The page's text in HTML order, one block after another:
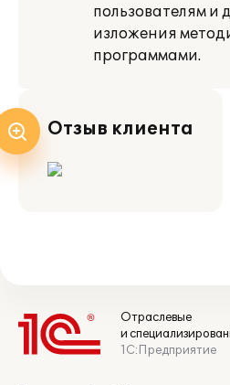
пользователям и
изложения
программами.
Отзыв клиента
Отраслевые
и
1С:Предприятие